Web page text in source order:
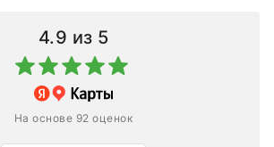
4.9 из 5
На основе 92 оценок